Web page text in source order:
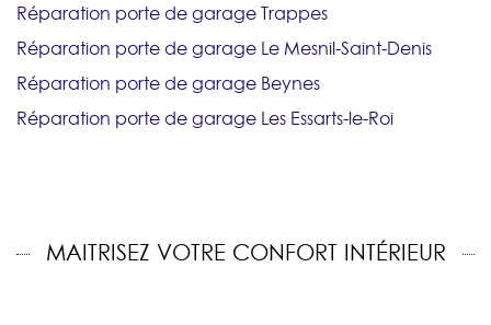
Réparation porte de garage Trappes
Réparation porte de garage Le Mesnil-Saint-Denis
Réparation porte de garage Beynes
Réparation porte de garage Les Essarts-le-Roi
MAITRISEZ VOTRE CONFORT INTÉRIEUR